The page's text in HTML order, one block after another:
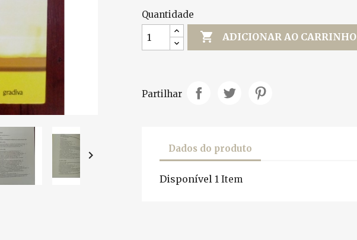

Quantidade
 ADICIONAR AO CARRINHO
Partilhar
Dados do produto
Disponível 1 Item